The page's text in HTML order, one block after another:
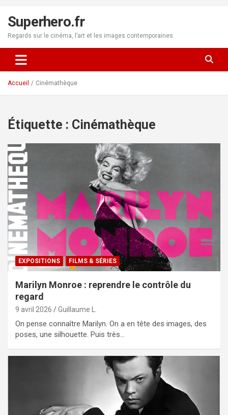
contenu
Superhero.fr
Regards sur le cinéma, l’art et les images contemporaines
Accueil Cinémathèque
Étiquette : Cinémathèque
EXPOSITIONS FILMS & SÉRIES
Marilyn Monroe : reprendre le contrôle du
regard
9 avril 2026 Guillaume L.
On pense connaître Marilyn. On a en tête des images, des
poses, une silhouette. Puis très…